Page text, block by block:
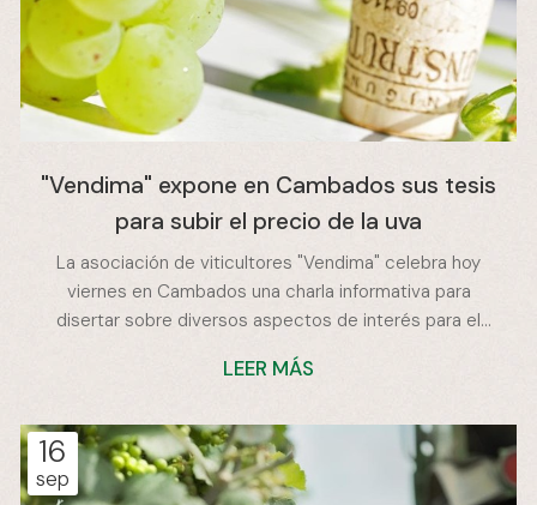
"Vendima" expone en Cambados sus tesis
para subir el precio de la uva
La asociación de viticultores "Vendima" celebra hoy
viernes en Cambados una charla informativa para
disertar sobre diversos aspectos de interés para el
en el auditorio de Cambados, y en ella la entidad que
aspectos de la nueva ley que rigen el pago de uva o
actual normativa en cuanto a fitosanitarios. Un Manuel
Troncoso que, junto con el presidente del colectivo, Ero
LEER MÁS
16
sep